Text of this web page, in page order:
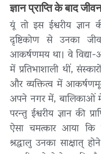
ज्ञान प्राप्ति के बाद
यूं तो इस ईश्वरीय ज्ञान
दृष्टिकोण से उनका
आकर्षणमय था। वे
में प्रतिभाशाली थीं,
और व्यक्तित्व में
अपने नगर में, बालिकाओं
परन्तु ईश्वरीय ज्ञान की
ऐसा चमत्कार आया कि
श्रद्धालु उनका साक्षात्